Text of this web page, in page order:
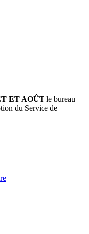
ET AOÛT le bureau
du Service de